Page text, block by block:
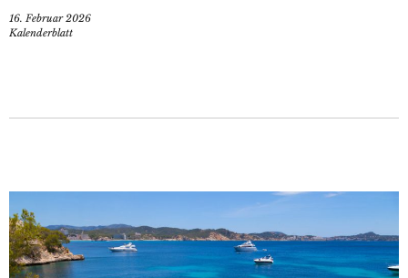
16. Februar 2026
Kalenderblatt